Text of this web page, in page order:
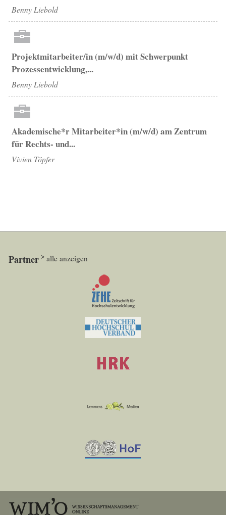
Benny Liebold
Projektmitarbeiter/in (m/w/d) mit Schwerpunkt
Prozessentwicklung,...
Benny Liebold
Akademische*r Mitarbeiter*in (m/w/d) am Zentrum
für Rechts- und...
Vivien Töpfer
Partner alle anzeigen